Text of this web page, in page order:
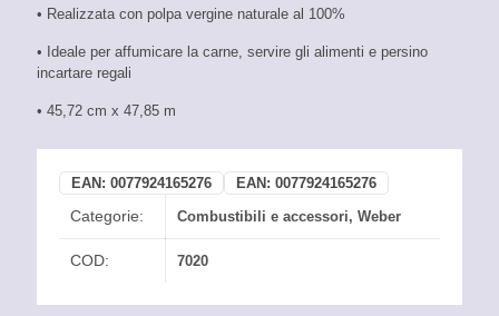
• Realizzata con polpa vergine naturale al 100%
• Ideale per affumicare la carne, servire gli alimenti e persino
incartare regali
• 45,72 cm x 47,85 m
EAN: 0077924165276 EAN: 0077924165276
Categorie: Combustibili e accessori, Weber
COD: 7020